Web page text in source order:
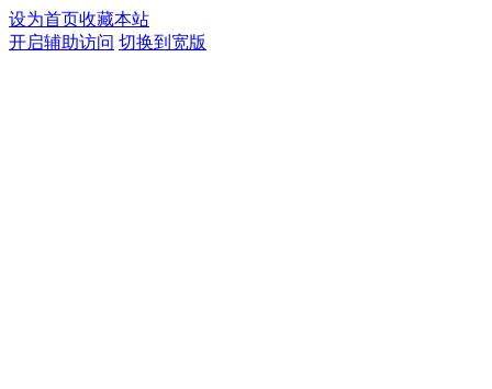
设为首页收藏本站
开启辅助访问 切换到宽版